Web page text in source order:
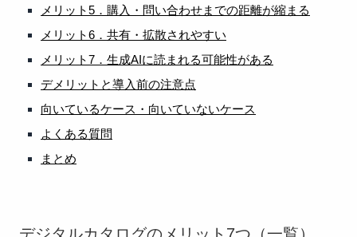
メリット5．購入・問い合わせまでの距離が縮まる
メリット6．共有・拡散されやすい
メリット7．生成AIに読まれる可能性がある
デメリットと導入前の注意点
向いているケース・向いていないケース
よくある質問
まとめ